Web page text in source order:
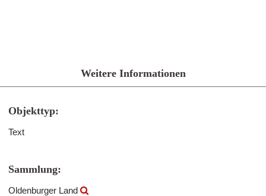
Weitere Informationen
Objekttyp:
Text
Sammlung:
Oldenburger Land